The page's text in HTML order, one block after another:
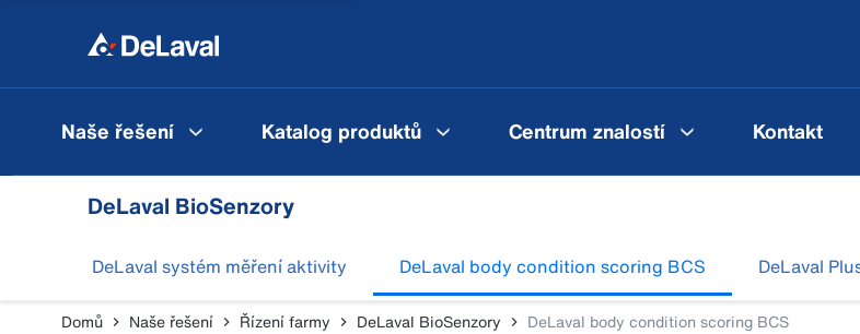
Naše řešení Katalog produktů Centrum znalostí Kontakt
DeLaval BioSenzory
DeLaval systém měření aktivity DeLaval body condition scoring BCS DeLaval
Domů Naše řešení Řízení farmy DeLaval BioSenzory DeLaval body condition scoring BCS